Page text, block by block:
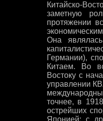
Китайско-
заметную
протяжении
Она
Германии),
Китаем. Во
Востоку с
управлении
точнее, в
острейших
Японией; с